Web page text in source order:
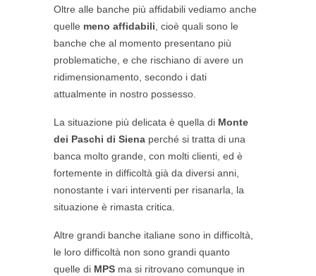
Oltre alle banche più affidabili vediamo anche
quelle meno affidabili , cioè quali sono le
banche che al momento presentano più
problematiche, e che rischiano di avere un
ridimensionamento, secondo i dati
attualmente in nostro possesso.
La situazione più delicata è quella di Monte
dei Paschi di Siena perché si tratta di una
banca molto grande, con molti clienti, ed è
fortemente in difficoltà già da diversi anni,
nonostante i vari interventi per risanarla, la
situazione è rimasta critica.
Altre grandi banche italiane sono in difficoltà,
le loro difficoltà non sono grandi quanto
quelle di MPS ma si ritrovano comunque in